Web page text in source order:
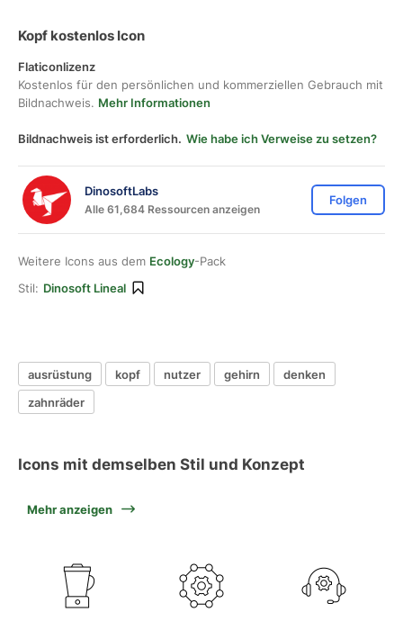
Kopf kostenlos Icon
Flaticonlizenz
Kostenlos für den persönlichen und kommerziellen Gebrauch mit
Bildnachweis. Mehr Informationen
Bildnachweis ist erforderlich. Wie habe ich Verweise zu setzen?
DinosoftLabs
Alle 61,684 Ressourcen anzeigen
Folgen
Weitere Icons aus dem Ecology-Pack
Stil: Dinosoft Lineal
ausrüstung kopf nutzer gehirn
denken
zahnräder
Icons mit demselben Stil und Konzept
Mehr anzeigen